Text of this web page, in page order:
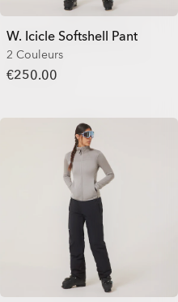
W. Icicle Softshell Pant
2 Couleurs
€250.00